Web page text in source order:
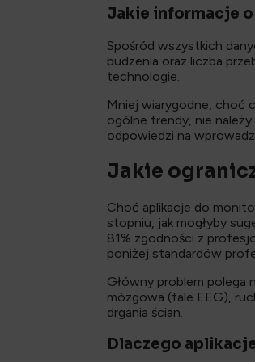
Jakie informacje
Spośród wszystkich
budzenia oraz liczba
technologie.
Mniej wiarygodne, choć
ogólne trendy, nie
odpowiedzi na
Jakie
Choć aplikacje do
stopniu, jak mogłyby
81% zgodności z
poniżej standardów
Główny problem polega
mózgowa (fale EEG),
drgania ścian.
Dlaczego